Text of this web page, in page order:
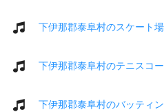
下伊那郡泰阜村のスケート場
下伊那郡泰阜村のテニスコー
下伊那郡泰阜村のバッティ